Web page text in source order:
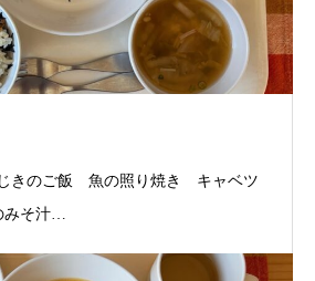
きのご飯 魚の照り焼き キャベツ
そ汁…